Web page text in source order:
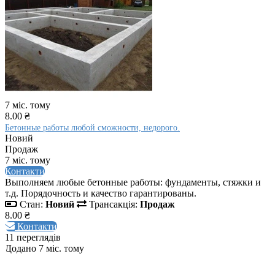
7 міс. тому
8.00 ₴
Бетонные работы любой сможности, недорого.
Новий
Продаж
7 міс. тому
Контакти
Выполняем любые бетонные работы: фундаменты, стяжки и
т.д. Порядочность и качество гарантированы.
Стан: Новий Трансакція: Продаж
8.00 ₴
Контакти
11 переглядів
Додано 7 міс. тому